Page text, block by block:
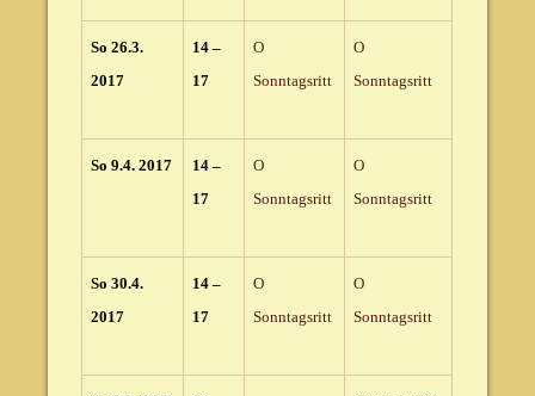
So 26.3.
2017
14 –
17
O
Sonntagsritt
O
Sonntagsritt
So 9.4. 2017
14 –
17
O
Sonntagsritt
O
Sonntagsritt
So 30.4.
2017
14 –
17
O
Sonntagsritt
O
Sonntagsritt